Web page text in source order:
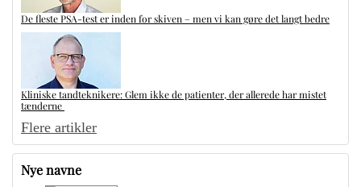
De fleste PSA-test er inden for skiven – men vi kan gøre det langt bedre
Kliniske tandteknikere: Glem ikke de patienter, der allerede har mistet
tænderne
Flere artikler
Nye navne